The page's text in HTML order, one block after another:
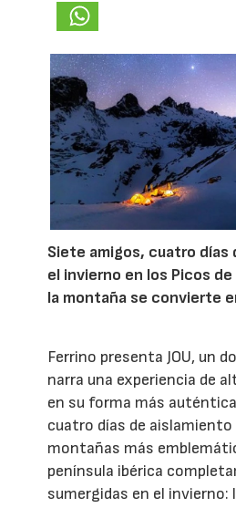
Siete amigos, cuatro días
el invierno en los Picos de
la montaña se convierte
Ferrino presenta JOU, un
narra una experiencia de
en su forma más
cuatro días de
montañas más
península ibérica
sumergidas en el invierno: